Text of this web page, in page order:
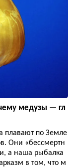
медузы — гл
плавают по Земле
Они «бессмертн
а наша рыбалка
в том, что м